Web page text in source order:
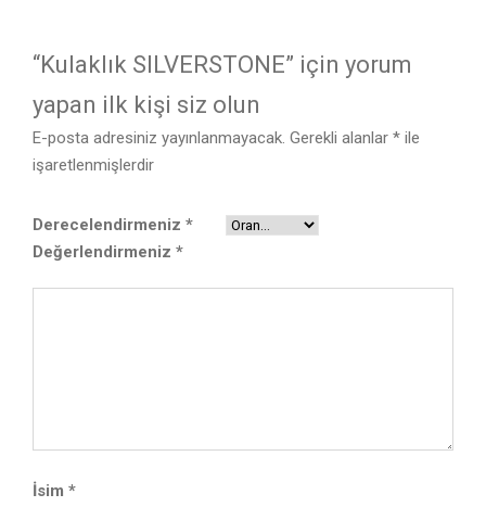
“Kulaklık SILVERSTONE” için yorum
yapan ilk kişi siz olun
E-posta adresiniz yayınlanmayacak. Gerekli alanlar * ile
işaretlenmişlerdir
Derecelendirmeniz *
Değerlendirmeniz *
İsim *